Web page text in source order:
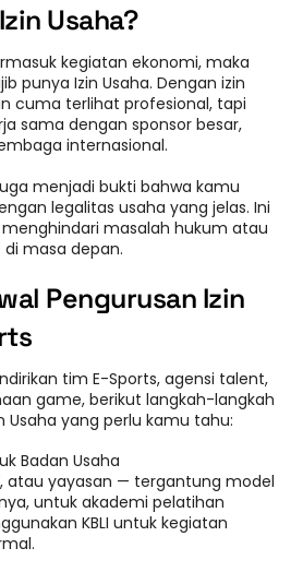
Usaha?
kegiatan ekonomi, maka
punya Izin Usaha. Dengan izin
cuma terlihat profesional, tapi
sama dengan sponsor besar,
internasional.
menjadi bukti bahwa kamu
legalitas usaha yang jelas. Ini
masalah hukum atau
masa depan.
Pengurusan Izin
tim E-Sports, agensi talent,
game, berikut langkah-langkah
Usaha yang perlu kamu tahu:
Badan Usaha
atau yayasan — tergantung model
untuk akademi pelatihan
KBLI untuk kegiatan